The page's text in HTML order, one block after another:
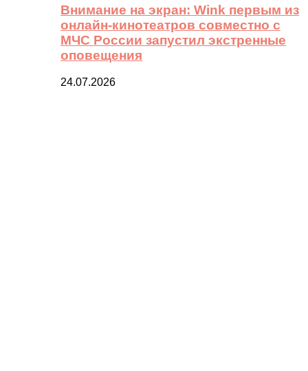
Внимание на экран: Wink первым из
онлайн-кинотеатров совместно с
МЧС России запустил экстренные
оповещения
24.07.2026